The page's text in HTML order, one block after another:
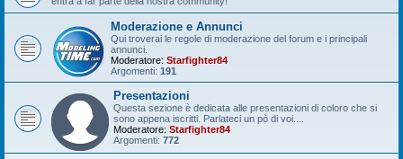
Moderazione e Annunci
Qui troverai le regole di moderazione del forum e i principali
annunci.
Moderatore: Starfighter84
Argomenti: 191
Presentazioni
Questa sezione è dedicata alle presentazioni di coloro che si
sono appena iscritti. Parlateci un pò di voi....
Moderatore: Starfighter84
Argomenti: 772